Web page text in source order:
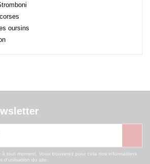
oursins
tout moment. Vous trouverez pour cela nos informations
d'utilisation du site.